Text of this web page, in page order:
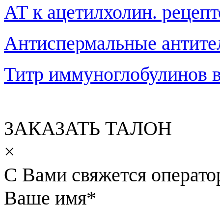
АТ к ацетилхолин.
Антиспермальные
Титр иммуноглобулинов
ЗАКАЗАТЬ ТАЛОН
×
С Вами свяжется
Ваше имя*